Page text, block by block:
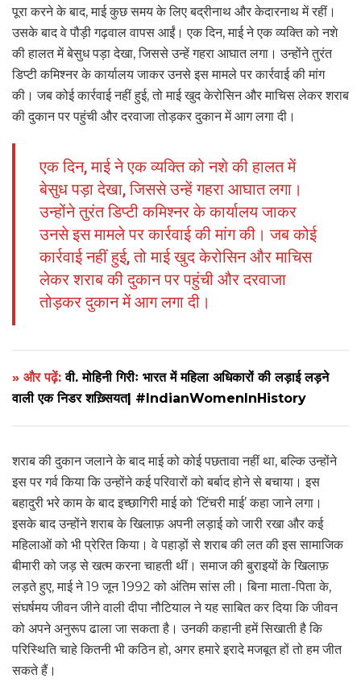
पूरा करने के बाद, माई कुछ समय के लिए बद्रीनाथ और केदारनाथ में रहीं।
उसके बाद वे पौड़ी गढ़वाल वापस आईं। एक दिन, माई ने एक व्यक्ति को नशे
की हालत में बेसुध पड़ा देखा, जिससे उन्हें गहरा आघात लगा। उन्होंने तुरंत
डिप्टी कमिश्नर के कार्यालय जाकर उनसे इस मामले पर कार्रवाई की मांग
की। जब कोई कार्रवाई नहीं हुई, तो माई खुद केरोसिन और माचिस लेकर शराब
की दुकान पर पहुंची और दरवाजा तोड़कर दुकान में आग लगा दी।
एक दिन, माई ने एक व्यक्ति को नशे की हालत में
बेसुध पड़ा देखा, जिससे उन्हें गहरा आघात लगा।
उन्होंने तुरंत डिप्टी कमिश्नर के कार्यालय जाकर
उनसे इस मामले पर कार्रवाई की मांग की। जब कोई
कार्रवाई नहीं हुई, तो माई खुद केरोसिन और माचिस
लेकर शराब की दुकान पर पहुंची और दरवाजा
तोड़कर दुकान में आग लगा दी।
» और पढ़ें:वी. मोहिनी गिरीः भारत में महिला अधिकारों की लड़ाई लड़ने
वाली एक निडर शख़्सियत| #IndianWomenInHistory
शराब की दुकान जलाने के बाद माई को कोई पछतावा नहीं था, बल्कि उन्होंने
इस पर गर्व किया कि उन्होंने कई परिवारों को बर्बाद होने से बचाया। इस
बहादुरी भरे काम के बाद इच्छागिरी माई को ‘टिंचरी माई’ कहा जाने लगा।
इसके बाद उन्होंने शराब के खिलाफ़ अपनी लड़ाई को जारी रखा और कई
महिलाओं को भी प्रेरित किया। वे पहाड़ों से शराब की लत की इस सामाजिक
बीमारी को जड़ से खत्म करना चाहती थीं। समाज की बुराइयों के खिलाफ़
लड़ते हुए, माई ने 19 जून 1992 को अंतिम सांस ली। बिना माता-पिता के,
संघर्षमय जीवन जीने वाली दीपा नौटियाल ने यह साबित कर दिया कि जीवन
को अपने अनुरूप ढाला जा सकता है। उनकी कहानी हमें सिखाती है कि
परिस्थिति चाहे कितनी भी कठिन हो, अगर हमारे इरादे मजबूत हों तो हम जीत
सकते हैं।